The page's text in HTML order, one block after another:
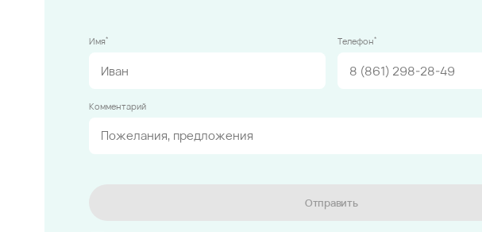
Имя* Телефон*
Комментарий
Отправить